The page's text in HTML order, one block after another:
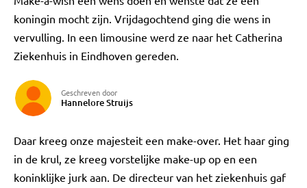
koningin mocht zijn. Vrijdagochtend ging die wens in
vervulling. In een limousine werd ze naar het Catherina
Ziekenhuis in Eindhoven gereden.
Geschreven door
Hannelore Struijs
Daar kreeg onze majesteit een make-over. Het haar ging
in de krul, ze kreeg vorstelijke make-up op en een
koninklijke jurk aan. De directeur van het ziekenhuis gaf